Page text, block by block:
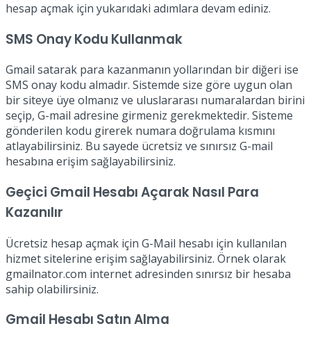
hesap açmak için yukarıdaki adımlara devam ediniz.
SMS Onay Kodu Kullanmak
Gmail satarak para kazanmanın yollarından bir diğeri ise
SMS onay kodu almadır. Sistemde size göre uygun olan
bir siteye üye olmanız ve uluslararası numaralardan birini
seçip, G-mail adresine girmeniz gerekmektedir. Sisteme
gönderilen kodu girerek numara doğrulama kısmını
atlayabilirsiniz. Bu sayede ücretsiz ve sınırsız G-mail
hesabına erişim sağlayabilirsiniz.
Geçici Gmail Hesabı Açarak Nasıl Para
Kazanılır
Ücretsiz hesap açmak için G-Mail hesabı için kullanılan
hizmet sitelerine erişim sağlayabilirsiniz. Örnek olarak
gmailnator.com internet adresinden sınırsız bir hesaba
sahip olabilirsiniz.
Gmail Hesabı Satın Alma